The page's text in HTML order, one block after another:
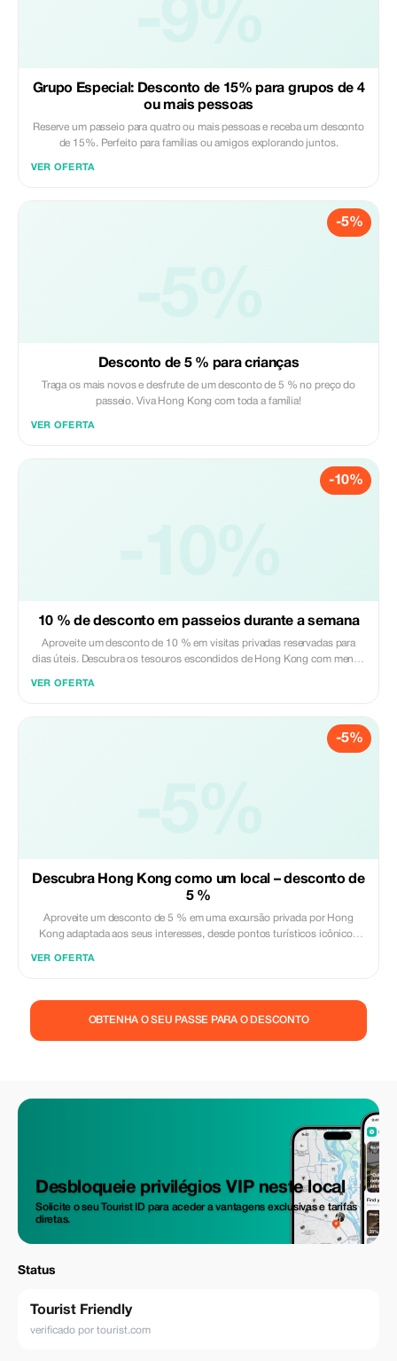
Grupo Especial: Desconto de 15% para grupos de 4
ou mais pessoas
Reserve um passeio para quatro ou mais pessoas e receba um desconto
de 15%. Perfeito para famílias ou amigos explorando juntos.
VER OFERTA
-5%
Desconto de 5 % para crianças
Traga os mais novos e desfrute de um desconto de 5 % no preço do
passeio. Viva Hong Kong com toda a família!
VER OFERTA
-10%
10 % de desconto em passeios durante a semana
Aproveite um desconto de 10 % em visitas privadas reservadas para
dias úteis. Descubra os tesouros escondidos de Hong Kong com menos
VER OFERTA
-5%
Descubra Hong Kong como um local – desconto de
5 %
Aproveite um desconto de 5 % em uma excursão privada por Hong
Kong adaptada aos seus interesses, desde pontos turísticos icônicos
VER OFERTA
OBTENHA O SEU PASSE PARA O DESCONTO
Desbloqueie privilégios VIP neste local
Solicite o seu Tourist ID para aceder a vantagens exclusivas e tarifas
diretas.
Status
Tourist Friendly
verificado por tourist.com